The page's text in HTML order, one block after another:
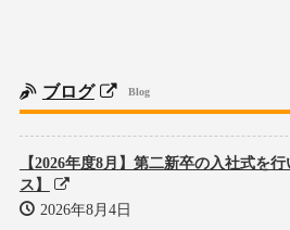
ブログ Blog
【2026年度8月】第二新卒の入社式を
ス】
2026年8月4日